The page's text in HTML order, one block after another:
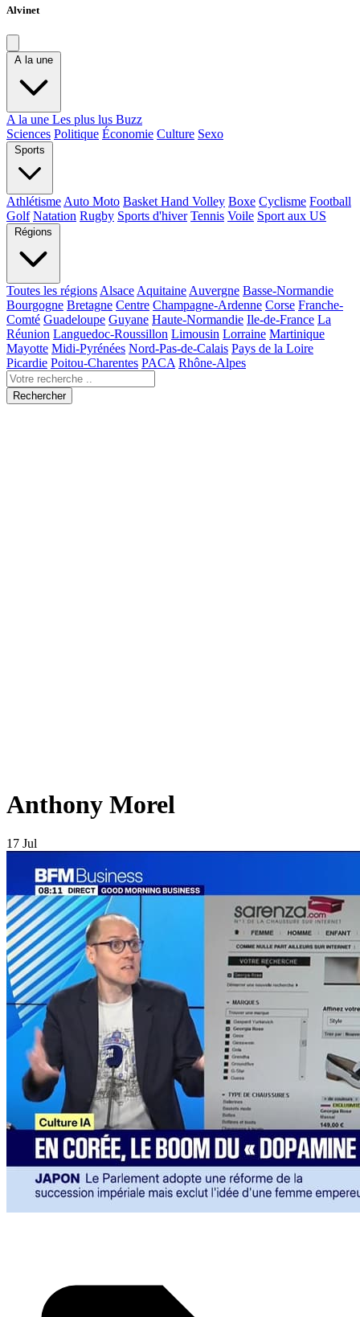
Alvinet
A la une
A la une Les plus lus Buzz
Sciences Politique Économie Culture Sexo
Sports
Athlétisme Auto Moto Basket Hand Volley Boxe Cyclisme Football
Golf Natation Rugby Sports d'hiver Tennis Voile Sport aux US
Régions
Toutes les régions Alsace Aquitaine Auvergne Basse-Normandie
Bourgogne Bretagne Centre Champagne-Ardenne Corse Franche-
Comté Guadeloupe Guyane Haute-Normandie Ile-de-France La
Réunion Languedoc-Roussillon Limousin Lorraine Martinique
Mayotte Midi-Pyrénées Nord-Pas-de-Calais Pays de la Loire
Picardie Poitou-Charentes PACA Rhône-Alpes
Rechercher
Anthony Morel
17 Jul